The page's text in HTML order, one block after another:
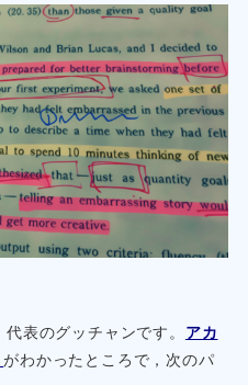
表のグッチャンです。 アカ
がわかったところで，次のパ